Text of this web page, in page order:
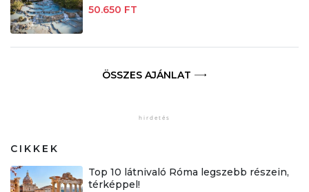
50.650 FT
ÖSSZES AJÁNLAT
CIKKEK
Top 10 látnivaló Róma legszebb részein,
térképpel!